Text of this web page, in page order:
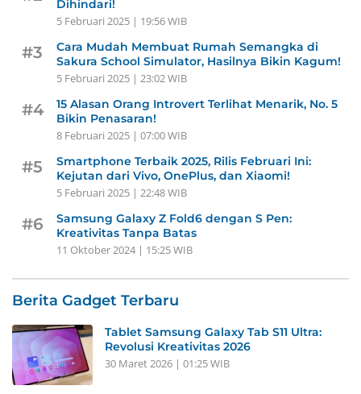
Dihindari!
5 Februari 2025 | 19:56 WIB
#3
Cara Mudah Membuat Rumah Semangka di
Sakura School Simulator, Hasilnya Bikin Kagum!
5 Februari 2025 | 23:02 WIB
#4
15 Alasan Orang Introvert Terlihat Menarik, No. 5
Bikin Penasaran!
8 Februari 2025 | 07:00 WIB
#5
Smartphone Terbaik 2025, Rilis Februari Ini:
Kejutan dari Vivo, OnePlus, dan Xiaomi!
5 Februari 2025 | 22:48 WIB
#6
Samsung Galaxy Z Fold6 dengan S Pen:
Kreativitas Tanpa Batas
11 Oktober 2024 | 15:25 WIB
Berita Gadget Terbaru
Tablet Samsung Galaxy Tab S11 Ultra:
Revolusi Kreativitas 2026
30 Maret 2026 | 01:25 WIB